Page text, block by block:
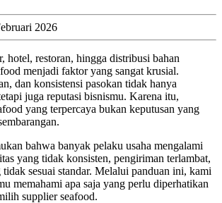
2026
hotel, restoran, hingga distribusi bahan
menjadi faktor yang sangat krusial.
dan konsistensi pasokan tidak hanya
juga reputasi bisnismu. Karena itu,
yang terpercaya bukan keputusan yang
bahwa banyak pelaku usaha mengalami
yang tidak konsisten, pengiriman terlambat,
sesuai standar. Melalui panduan ini, kami
memahami apa saja yang perlu diperhatikan
supplier seafood.